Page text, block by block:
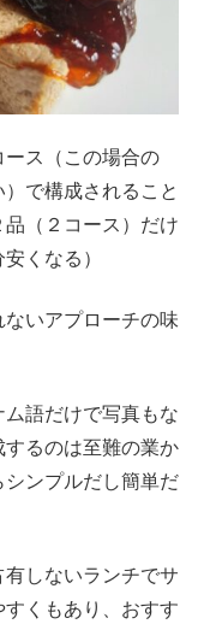
ース（この場合の
）で構成されること
（２コース）だけ
くなる）
いアプローチの味
語だけで写真もな
るのは至難の業か
シンプルだし簡単だ
しないランチでサ
くもあり、おすす